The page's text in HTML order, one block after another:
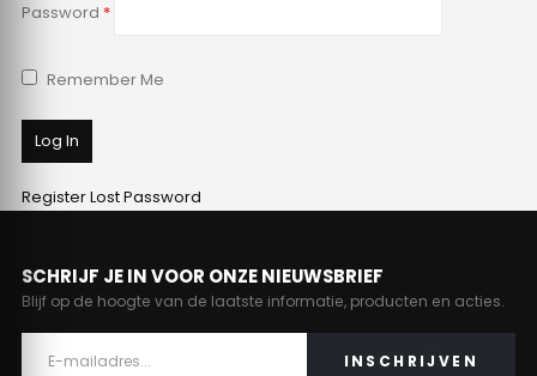
Password *
Remember Me
RegisterLost Password
SCHRIJF JE IN VOOR ONZE NIEUWSBRIEF
Blijf op de hoogte van de laatste informatie, producten en acties.